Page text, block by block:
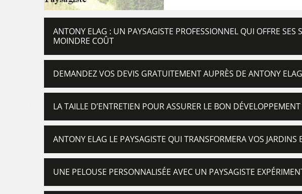
ANTONY ELAG : UN PAYSAGISTE PROFESSIONNEL QUI OFFRE SES
MOINDRE COÛT
DEMANDEZ VOS DEVIS GRATUITEMENT AUPRÈS DE ANTONY ELAG
LA TAILLE D’ENTRETIEN POUR ASSURER LE BON
ANTONY ELAG LE PAYSAGISTE QUI TRANSFORMERA VOS JARDINS
UNE PELOUSE PERSONNALISÉE AVEC UN PAYSAGISTE